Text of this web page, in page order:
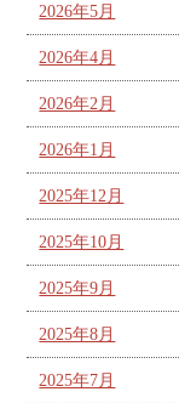
2026年5月
2026年4月
2026年2月
2026年1月
2025年12月
2025年10月
2025年9月
2025年8月
2025年7月